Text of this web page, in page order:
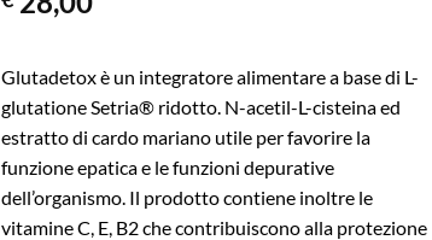
Glutadetox è un integratore alimentare a base di L-
glutatione Setria® ridotto. N-acetil-L-cisteina ed
estratto di cardo mariano utile per favorire la
funzione epatica e le funzioni depurative
dell’organismo. Il prodotto contiene inoltre le
vitamine C, E, B2 che contribuiscono alla protezione